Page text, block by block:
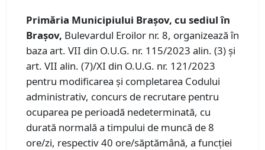
Primăria Municipiului Braşov, cu sediul în
Braşov, Bulevardul Eroilor nr. 8, organizează în
baza art. VII din O.U.G. nr. 115/2023 alin. (3) și
art. VII alin. (7)/XI din O.U.G. nr. 121/2023
pentru modificarea și completarea Codului
administrativ, concurs de recrutare pentru
ocuparea pe perioadă nedeterminată, cu
durată normală a timpului de muncă de 8
ore/zi, respectiv 40 ore/săptămână, a funcţiei